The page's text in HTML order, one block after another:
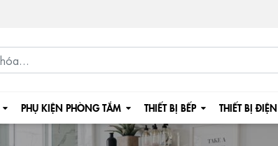
PHỤ KIỆN PHÒNG TẮM THIẾT BỊ BẾP THIẾT BỊ ĐIỆN